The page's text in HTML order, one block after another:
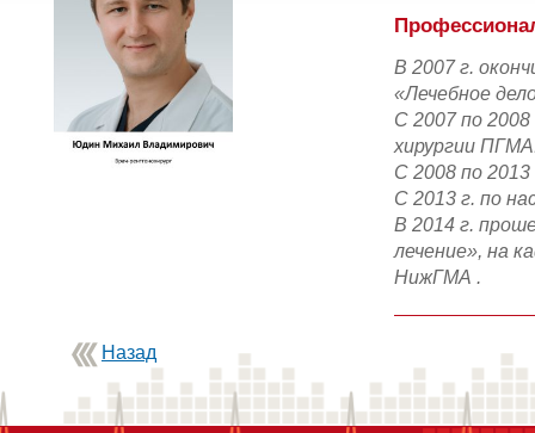
В 2007 г.
«Лечебное
С 2007 по
хирургии
С 2008 по 2013
С 2013 г. по
В 2014 г.
лечение», на
НижГМА .
Назад